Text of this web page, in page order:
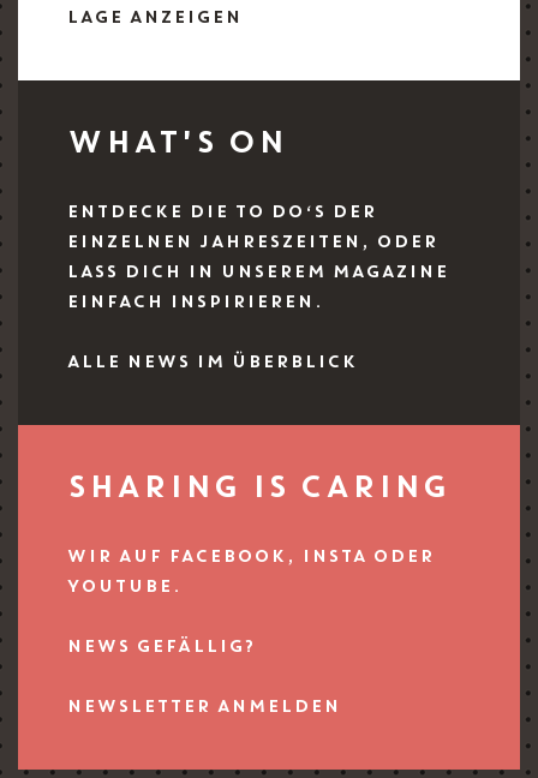
LAGE ANZEIGEN
WHAT'S ON
ENTDECKE DIE TO DO‘S DER
EINZELNEN JAHRESZEITEN, ODER
LASS DICH IN UNSEREM MAGAZINE
EINFACH INSPIRIEREN.
ALLE NEWS IM ÜBERBLICK
SHARING IS CARING
WIR AUF FACEBOOK, INSTA ODER
YOUTUBE.
NEWS GEFÄLLIG?
NEWSLETTER ANMELDEN